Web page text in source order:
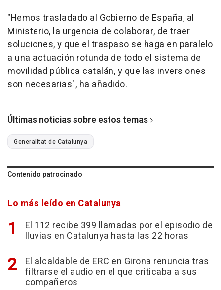
"Hemos trasladado al Gobierno de España, al
Ministerio, la urgencia de colaborar, de traer
soluciones, y que el traspaso se haga en paralelo
a una actuación rotunda de todo el sistema de
movilidad pública catalán, y que las inversiones
son necesarias", ha añadido.
Últimas noticias sobre estos temas
Generalitat de Catalunya
Contenido patrocinado
Lo más leído en Catalunya
El 112 recibe 399 llamadas por el episodio de
lluvias en Catalunya hasta las 22 horas
El alcaldable de ERC en Girona renuncia tras
filtrarse el audio en el que criticaba a sus
compañeros